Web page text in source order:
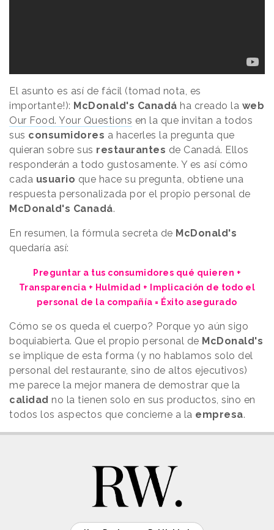
El asunto es así de fácil (tomad nota, es
importante!): McDonald's Canadá ha creado la web
Our Food. Your Questions en la que invitan a todos
sus consumidores a hacerles la pregunta que
quieran sobre sus restaurantes de Canadá. Ellos
responderán a todo gustosamente. Y es así cómo
cada usuario que hace su pregunta, obtiene una
respuesta personalizada por el propio personal de
McDonald's Canadá.
En resumen, la fórmula secreta de McDonald's
quedaría así:
Preguntar a tus consumidores qué quieren +
Transparencia + Hulmidad + Implicación de todo el
personal de la compañía = Éxito asegurado
Cómo se os queda el cuerpo? Porque yo aún sigo
boquiabierta. Que el propio personal de McDonald's
se implique de esta forma (y no hablamos solo del
personal del restaurante, sino de altos ejecutivos)
me parece la mejor manera de demostrar que la
calidad no la tienen solo en sus productos, sino en
todos los aspectos que concierne a la empresa.